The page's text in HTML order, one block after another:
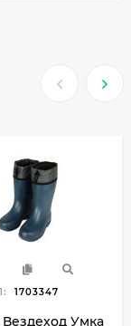
1703347
Умка